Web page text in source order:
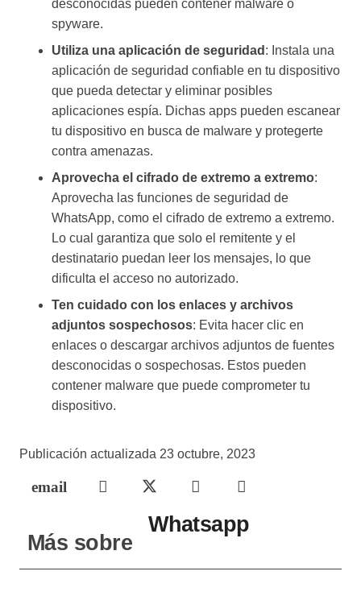
desconocidas pueden contener malware o
spyware.
Utiliza una aplicación de seguridad : Instala una
aplicación de seguridad confiable en tu dispositivo
que pueda detectar y eliminar posibles
aplicaciones espía. Dichas apps pueden escanear
tu dispositivo en busca de malware y protegerte
contra amenazas.
Aprovecha el cifrado de extremo a extremo:
Aprovecha las funciones de seguridad de
WhatsApp, como el cifrado de extremo a extremo.
Lo cual garantiza que solo el remitente y el
destinatario puedan leer los mensajes, lo que
dificulta el acceso no autorizado.
Ten cuidado con los enlaces y archivos
adjuntos sospechosos: Evita hacer clic en
enlaces o descargar archivos adjuntos de fuentes
desconocidas o sospechosas. Estos pueden
contener malware que puede comprometer tu
dispositivo.
Publicación actualizada 23 octubre, 2023
Más sobre
Whatsapp